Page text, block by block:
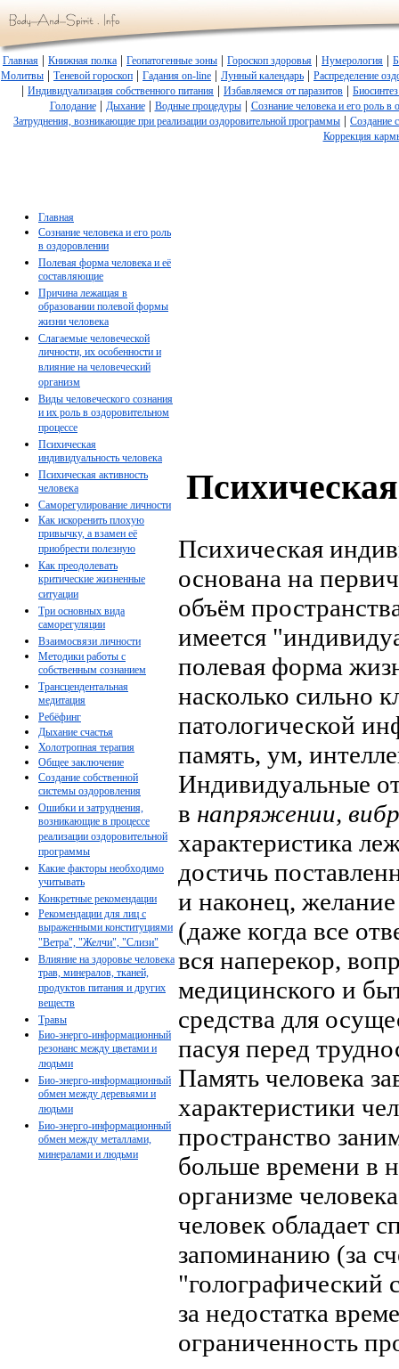
Главная | Книжная полка | Геопатогенные зоны | Гороскоп здоровья | Нумерология |
Молитвы | Теневой гороскоп | Гадания on-line | Лунный календарь | Распределение
| Индивидуализация собственного питания | Избавляемся от паразитов |
Голодание| Дыхание| Водные процедуры| Сознание человека и его роль в
Затруднения, возникающие при реализации оздоровительной программы | Создание
Коррекция
Психическая
основана на
объём
имеется
полевая форма
насколько сильно
патологической
память, ум,
Индивидуальные
в напряжении,
характеристика
достичь
и наконец,
(даже когда все
вся наперекор,
медицинского и
средства для
пасуя перед
Память человека
характеристики
пространство
больше времени в
организме
человек обладает
запоминанию (за
"голографический
за недостатка
ограниченность
Главная
Сознание человека и его роль
в оздоровлении
Полевая форма человека и её
составляющие
Причина лежащая в
образовании полевой формы
жизни человека
Слагаемые человеческой
личности, их особенности и
влияние на человеческий
организм
Виды человеческого сознания
и их роль в оздоровительном
процессе
Психическая
индивидуальность человека
Психическая активность
человека
Саморегулирование личности
Как искоренить плохую
привычку, а взамен её
приобрести полезную
Как преодолевать
критические жизненные
ситуации
Три основных вида
саморегуляции
Взаимосвязи личности
Методики работы с
собственным сознанием
Трансцендентальная
медитация
Ребёфинг
Дыхание счастья
Холотропная терапия
Общее заключение
Создание собственной
системы оздоровления
Ошибки и затруднения,
возникающие в процессе
реализации оздоровительной
программы
Какие факторы необходимо
учитывать
Конкретные рекомендации
Рекомендации для лиц с
выраженными конституциями
"Ветра", "Желчи", "Слизи"
Влияние на здоровье человека
трав, минералов, тканей,
продуктов питания и других
веществ
Травы
Био-энерго-информационный
резонанс между цветами и
людьми
Био-энерго-информационный
обмен между деревьями и
людьми
Био-энерго-информационный
обмен между металлами,
минералами и людьми